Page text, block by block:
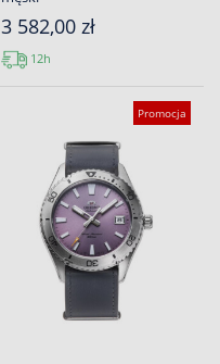
3 582,00 zł
12h
Promocja